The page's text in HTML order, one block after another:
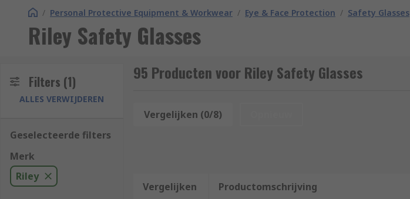
/ Personal Protective Equipment & Workwear / Eye & Face Protection / Safety Glasses
Riley Safety Glasses
Filters (1)
ALLES VERWIJDEREN
Geselecteerde filters
Merk
Riley
95 Producten voor Riley Safety Glasses
Vergelijken (0/8)
Vergelijken Productomschrijving